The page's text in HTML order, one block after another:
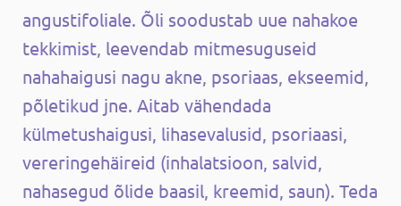
angustifoliale. Õli soodustab uue nahakoe
tekkimist, leevendab mitmesuguseid
nahahaigusi nagu akne, psoriaas, ekseemid,
põletikud jne. Aitab vähendada
külmetushaigusi, lihasevalusid, psoriaasi,
vereringehäireid (inhalatsioon, salvid,
nahasegud õlide baasil, kreemid, saun). Teda